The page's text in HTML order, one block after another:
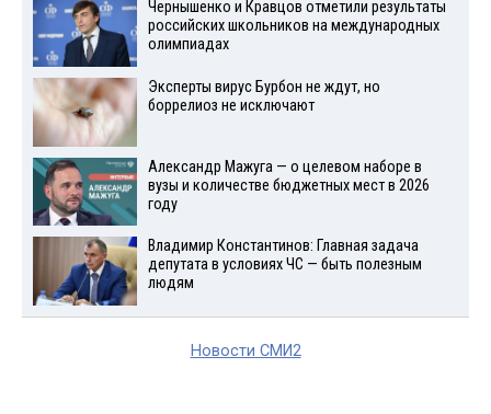
Чернышенко и Кравцов отметили результаты
российских школьников на международных
олимпиадах
Эксперты вирус Бурбон не ждут, но
боррелиоз не исключают
Александр Мажуга — о целевом наборе в
вузы и количестве бюджетных мест в 2026
году
Владимир Константинов: Главная задача
депутата в условиях ЧС — быть полезным
людям
Новости СМИ2